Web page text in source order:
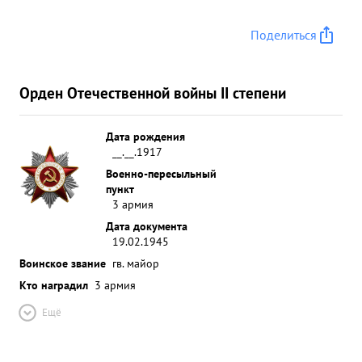
Поделиться
Орден Отечественной войны II степени
Дата рождения
__.__.1917
Военно-пересыльный
пункт
3 армия
Дата документа
19.02.1945
Воинское звание гв. майор
Кто наградил 3 армия
Ещё